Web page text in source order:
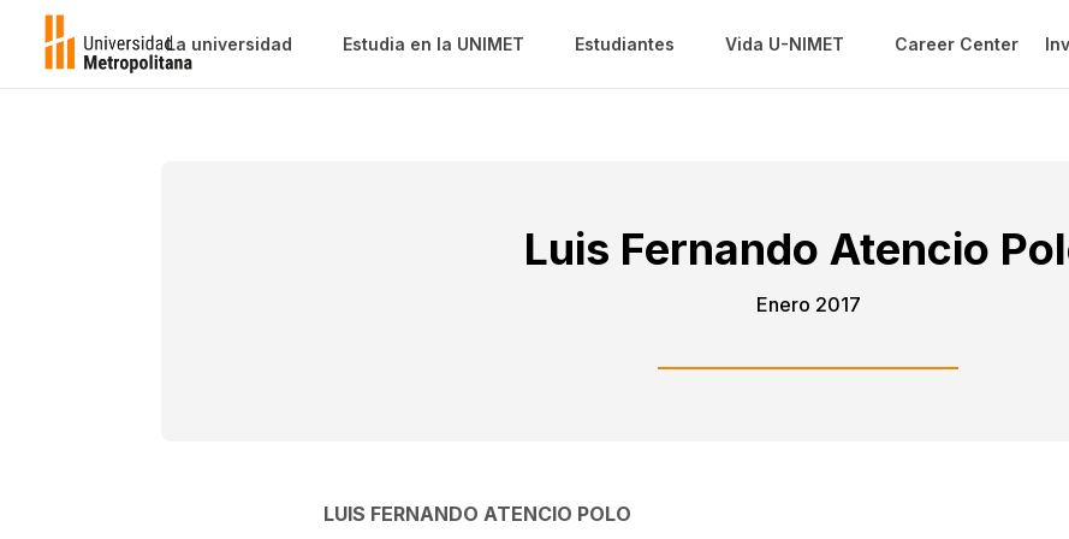
La universidad Estudia en la UNIMET Estudiantes Vida U-NIMET Career Center
Luis Fernando Atencio
Enero 2017
LUIS FERNANDO ATENCIO POLO